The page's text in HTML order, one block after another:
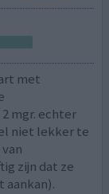
met
mgr. echter
niet lekker te
zijn dat ze
aankan).